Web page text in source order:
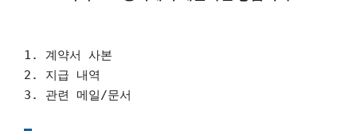
1. 계약서 사본
2. 지급 내역
3. 관련 메일/문서